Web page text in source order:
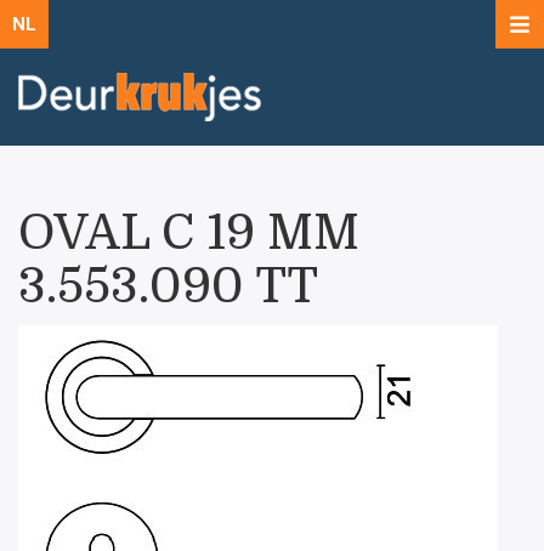
NL
OVAL C 19 MM
3.553.090 TT